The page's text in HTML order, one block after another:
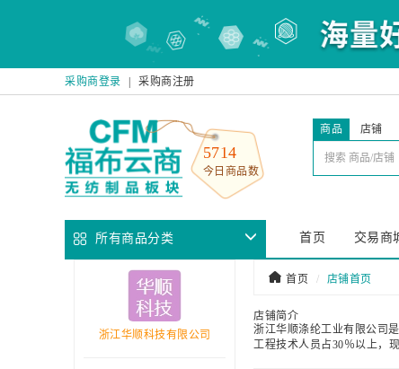
采购商登录 采购商注册
5714
今日商品数
商品 店铺
所有商品分类 首页 交易商
浙江华顺科技有限公司
首页 店铺首页
店铺简介
浙江华顺涤纶工业有限公司
工程技术人员占30％以上，